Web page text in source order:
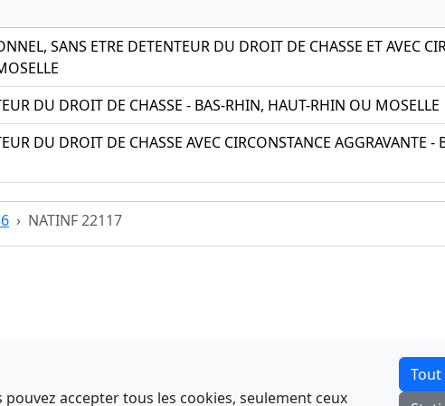
SANS ETRE DETENTEUR DU DROIT DE CHASSE ET AVEC
DU DROIT DE CHASSE - BAS-RHIN, HAUT-RHIN OU MOSELLE
DU DROIT DE CHASSE AVEC CIRCONSTANCE AGGRAVANTE
NATINF 22117
F-Droid
pouvez accepter tous les cookies, seulement ceux